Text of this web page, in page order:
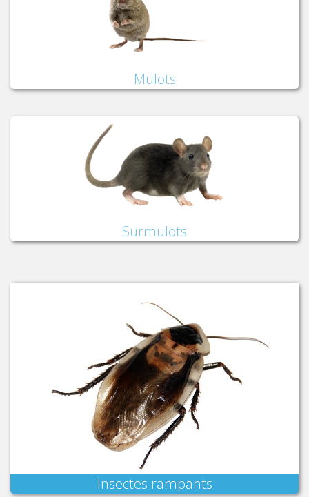
Mulots
Surmulots
Insectes rampants